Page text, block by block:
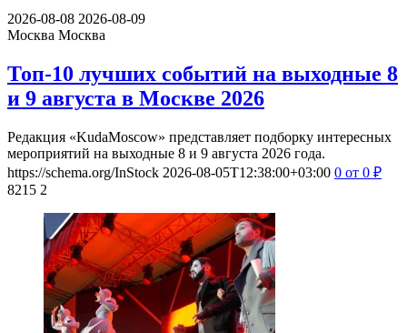
2026-08-08 2026-08-09
Москва Москва
Топ-10 лучших событий на выходные 8
и 9 августа в Москве 2026
Редакция «KudaMoscow» представляет подборку интересных
мероприятий на выходные 8 и 9 августа 2026 года.
https://schema.org/InStock 2026-08-05T12:38:00+03:00 0 от 0 ₽
8215 2